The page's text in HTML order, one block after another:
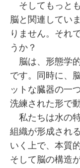
そしてもっと
脳と関連してい
りません。それ
うか？
脳は、形態学
です。同時に、
ットな臓器の一
洗練された形で
私たちは水の
組織が形成され
いく上で、本質
そして脳の構造